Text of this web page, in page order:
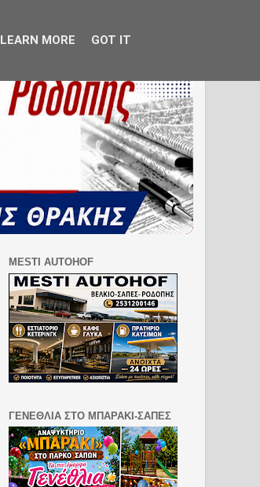
MESTI AUTOHOF
ΓΕΝΕΘΛΙΑ ΣΤΟ ΜΠΑΡΑΚΙ-ΣΑΠΕΣ
LEARN MORE GOT IT